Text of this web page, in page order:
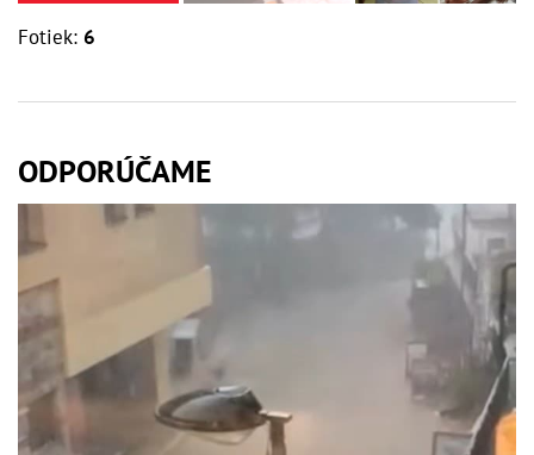
Fotiek: 6
ODPORÚČAME